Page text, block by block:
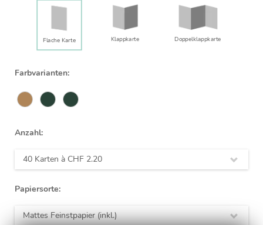
Flache Karte Klappkarte Doppelklapp­karte
Farbvarianten:
Anzahl:
40 Karten à CHF 2.20
Papiersorte:
Mattes Feinstpapier (inkl.)